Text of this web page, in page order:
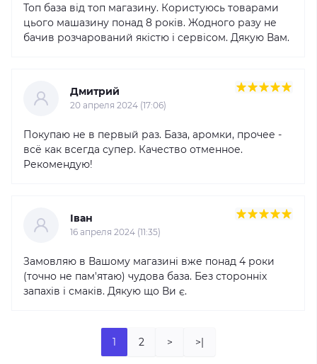
Топ база від топ магазину. Користуюсь товарами
цього машазину понад 8 років. Жодного разу не
бачив розчарований якістю і сервісом. Дякую Вам.
Дмитрий
20 апреля 2024 (17:06)
Покупаю не в первый раз. База, аромки, прочее -
всё как всегда супер. Качество отменное.
Рекомендую!
Іван
16 апреля 2024 (11:35)
Замовляю в Вашому магазині вже понад 4 роки
(точно не пам'ятаю) чудова база. Без сторонніх
запахів і смаків. Дякую що Ви є.
1 2 > >|